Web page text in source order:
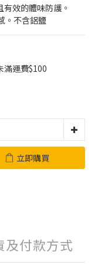
效的體味防護。
。不含鋁鹽
滿運費$100
立即購買
及付款方式